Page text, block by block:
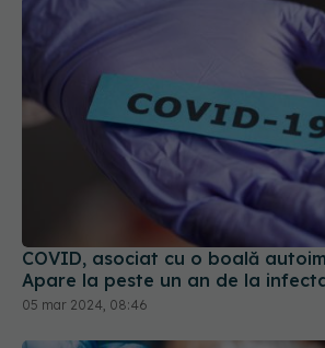
COVID, asociat cu o boală
Apare la peste un an de la
05 mar 2024, 08:46